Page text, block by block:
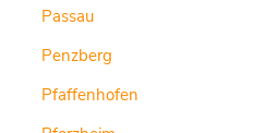
Passau
Penzberg
Pfaffenhofen